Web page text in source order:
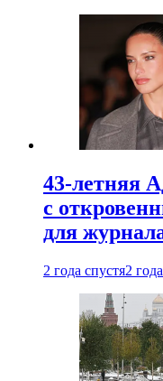
43-летняя
с
для
2 года спустя2